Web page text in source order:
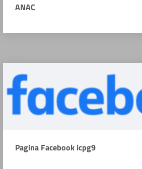
ANAC
Pagina Facebook icpg9